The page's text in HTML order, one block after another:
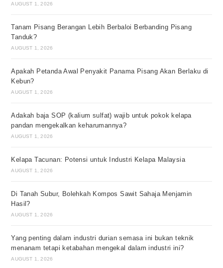
AUGUST 1, 2026
Tanam Pisang Berangan Lebih Berbaloi Berbanding Pisang
Tanduk?
AUGUST 1, 2026
Apakah Petanda Awal Penyakit Panama Pisang Akan Berlaku di
Kebun?
AUGUST 1, 2026
Adakah baja SOP (kalium sulfat) wajib untuk pokok kelapa
pandan mengekalkan keharumannya?
AUGUST 1, 2026
Kelapa Tacunan: Potensi untuk Industri Kelapa Malaysia
AUGUST 1, 2026
Di Tanah Subur, Bolehkah Kompos Sawit Sahaja Menjamin
Hasil?
AUGUST 1, 2026
Yang penting dalam industri durian semasa ini bukan teknik
menanam tetapi ketabahan mengekal dalam industri ini?
AUGUST 1, 2026